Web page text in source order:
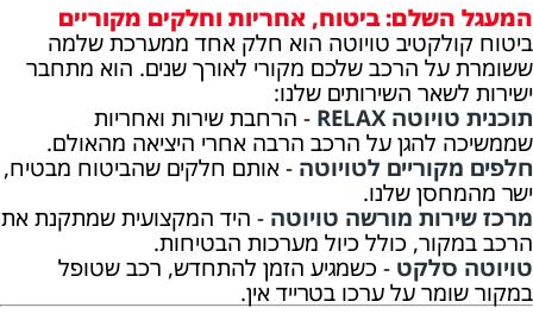
המעגל השלם: ביטוח, אחריות וחלקים מקוריים
ביטוח קולקטיב טויוטה הוא חלק אחד ממערכת שלמה
ששומרת על הרכב שלכם מקורי לאורך שנים. הוא מתחבר
ישירות לשאר השירותים שלנו:
תוכנית טויוטה RELAX
- הרחבת שירות ואחריות
שממשיכה להגן על הרכב הרבה אחרי היציאה מהאולם.
חלפים מקוריים לטויוטה - אותם חלקים שהביטוח מבטיח,
ישר מהמחסן שלנו.
מרכז שירות מורשה טויוטה - היד המקצועית שמתקנת את
הרכב במקור, כולל כיול מערכות הבטיחות.
טויוטה סלקט - כשמגיע הזמן להתחדש, רכב שטופל
במקור שומר על ערכו בטרייד אין.